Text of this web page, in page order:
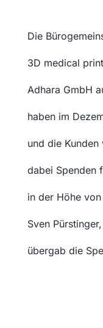
Die
3D medical
Adhara GmbH
haben im
und die
dabei Spenden
in der Höhe
Sven
übergab die